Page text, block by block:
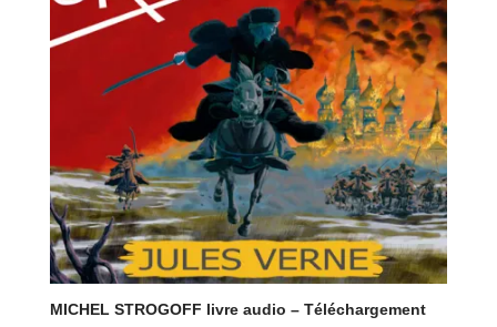
MICHEL STROGOFF livre audio – Téléchargement